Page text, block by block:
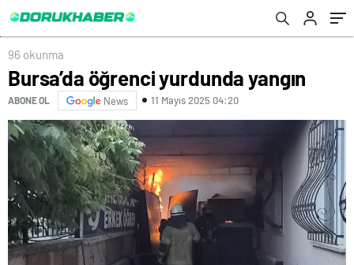
96 okunma
Bursa’da öğrenci yurdunda yangın
ABONE OL News 11 Mayıs 2025 04:20